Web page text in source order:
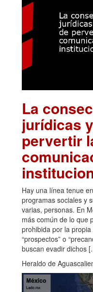
La
jurídicas
pervertir
Hay una línea tenue
programas sociales y
varias, personas. En
más común de lo que
prohibida por la
“prospectos” o
buscan evadir dichos
Heraldo de